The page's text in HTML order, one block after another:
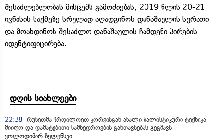
შესაძლებლობას მისცემს გამოძიებას, 2019 წლის 20-21
ივნისის საქმეზე სრულად აღადგინოს დანაშაულის სურათი
და მოახდინოს შესაძლო დანაშაულის ჩამდენი პირების
იდენტიფიცირება.
დღის სიახლეები
22:38 რუსეთმა ჩრდილოეთ კორეისგან ახალი ბალისტიკური ტექნიკა
მიიღო და დამატებითი სამხედროების განთავსებას გეგმავს -
ვოლოდიმირ ზელენსკი